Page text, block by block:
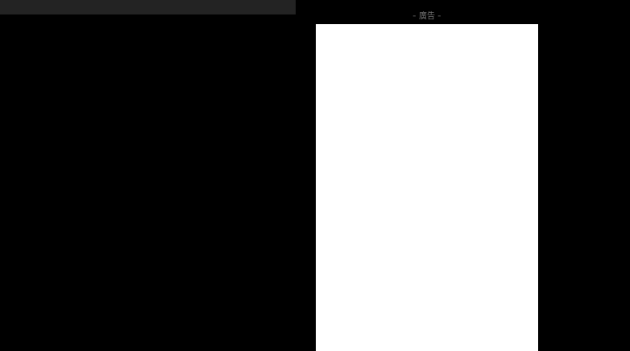
- 廣告 -